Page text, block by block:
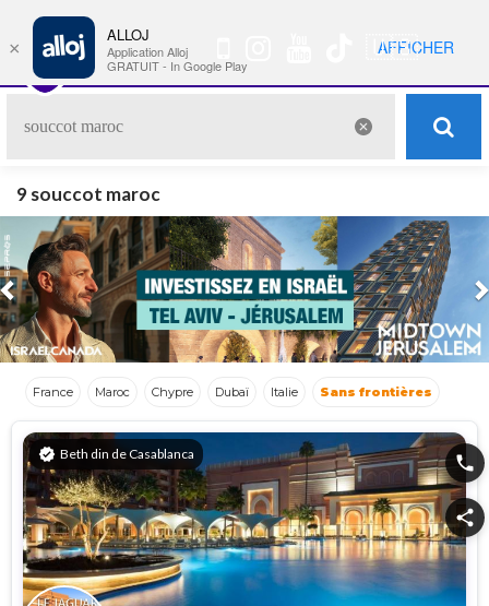
🇺🇸 Nav
9 souccot maroc
Previous
France Maroc Chypre Dubaï Italie Sans frontières
verified Beth din de Casablanca phone
share
×
ALLOJ
Application Alloj
GRATUIT - In Google Play
AFFICHER